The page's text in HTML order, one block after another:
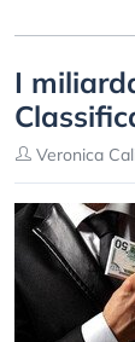
I
Veronica